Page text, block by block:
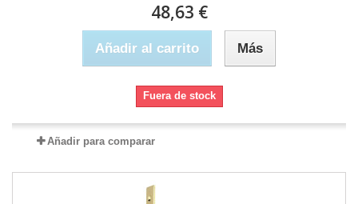
48,63 €
Añadir al carrito Más
Fuera de stock
Añadir para comparar